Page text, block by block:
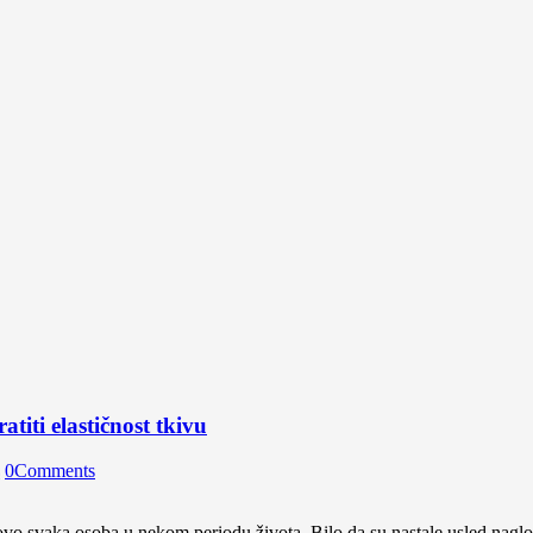
elastičnost tkivu
0Comments